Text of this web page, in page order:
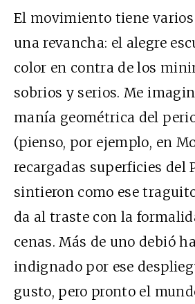
El movimiento tiene
una revancha: el alegre
color en contra de los
sobrios y serios. Me
manía geométrica del
(pienso, por ejemplo, en
recargadas superficies del
sintieron como ese
da al traste con la
cenas. Más de uno debió
indignado por ese
gusto, pero pronto el